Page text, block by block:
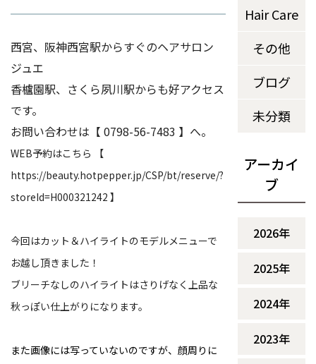
西宮、阪神西宮駅からすぐのヘアサロン
ジュエ
香櫨園駅、さくら夙川駅からも好アクセス
です。
お問い合わせは【 0798-56-7483 】へ。
WEB予約はこちら 【
https://beauty.hotpepper.jp/CSP/bt/reserve/?
storeId=H000321242 】
今回はカット＆ハイライトのモデルメニューで
お越し頂きました！
ブリーチなしのハイライトはさりげなく上品な
秋っぽい仕上がりになります。
また画像には写っていないのですが、顔周りに
Hair Care
その他
ブログ
未分類
アーカイ
ブ
2026年
2025年
2024年
2023年